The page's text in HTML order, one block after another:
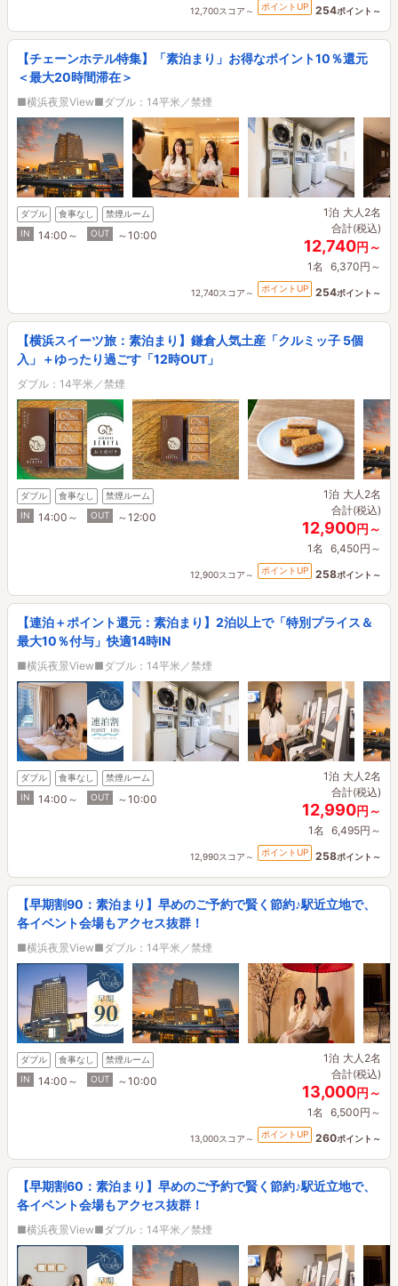
12,700スコア～ ポイントUP 254ポイント～
【チェーンホテル特集】「素泊まり」お得なポイント10％還元
＜最大20時間滞在＞
■横浜夜景View■ダブル：14平米／禁煙
ダブル 食事なし
禁煙ルーム
IN
14:00～ OUT ～10:00
1泊 大人2名
合計(税込)
12,740円～
1名 6,370円～
12,740スコア～ ポイントUP 254ポイント～
【横浜スイーツ旅：素泊まり】鎌倉人気土産「クルミッ子 5個
入」＋ゆったり過ごす「12時OUT」
ダブル：14平米／禁煙
ダブル 食事なし
禁煙ルーム
IN
14:00～ OUT ～12:00
1泊 大人2名
合計(税込)
12,900円～
1名 6,450円～
12,900スコア～ ポイントUP 258ポイント～
【連泊＋ポイント還元：素泊まり】2泊以上で「特別プライス＆
最大10％付与」快適14時IN
■横浜夜景View■ダブル：14平米／禁煙
ダブル 食事なし
禁煙ルーム
IN
14:00～ OUT ～10:00
1泊 大人2名
合計(税込)
12,990円～
1名 6,495円～
12,990スコア～ ポイントUP 258ポイント～
【早期割90：素泊まり】早めのご予約で賢く節約♪駅近立地で、
各イベント会場もアクセス抜群！
■横浜夜景View■ダブル：14平米／禁煙
ダブル 食事なし
禁煙ルーム
IN
14:00～ OUT ～10:00
1泊 大人2名
合計(税込)
13,000円～
1名 6,500円～
13,000スコア～ ポイントUP 260ポイント～
【早期割60：素泊まり】早めのご予約で賢く節約♪駅近立地で、
各イベント会場もアクセス抜群！
■横浜夜景View■ダブル：14平米／禁煙